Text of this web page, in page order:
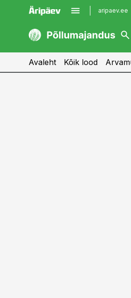
aripaev.ee
kaubandus.ee
kinnisvarauudised.ee
Avaleht Kõik lood